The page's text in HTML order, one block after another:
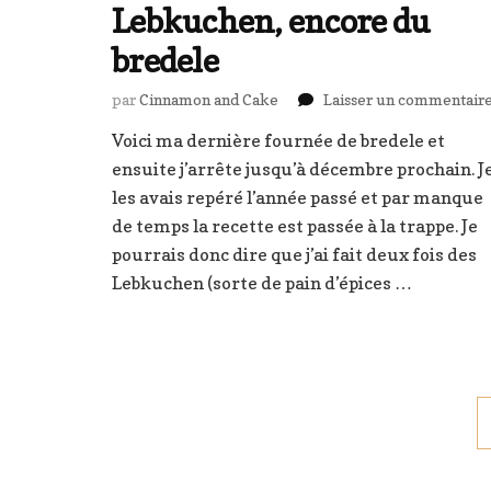
Lebkuchen, encore du
bredele
parCinnamon and Cake Laisser un commentaire
Voici ma dernière fournée de bredele et
ensuite j’arrête jusqu’à décembre prochain.
les avais repéré l’année passé et par manque
de temps la recette est passée à la trappe. Je
pourrais donc dire que j’ai fait deux fois des
Lebkuchen (sorte de pain d’épices …